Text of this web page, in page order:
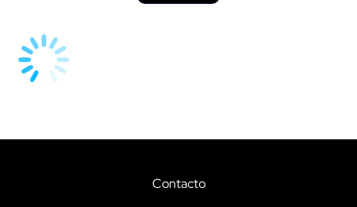
Contacto